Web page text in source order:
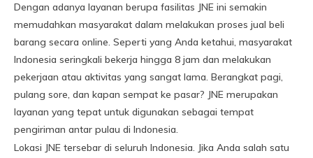
Dengan adanya layanan berupa fasilitas JNE ini semakin
memudahkan masyarakat dalam melakukan proses jual beli
barang secara online. Seperti yang Anda ketahui, masyarakat
Indonesia seringkali bekerja hingga 8 jam dan melakukan
pekerjaan atau aktivitas yang sangat lama. Berangkat pagi,
pulang sore, dan kapan sempat ke pasar? JNE merupakan
layanan yang tepat untuk digunakan sebagai tempat
pengiriman antar pulau di Indonesia.
Lokasi JNE tersebar di seluruh Indonesia. Jika Anda salah satu